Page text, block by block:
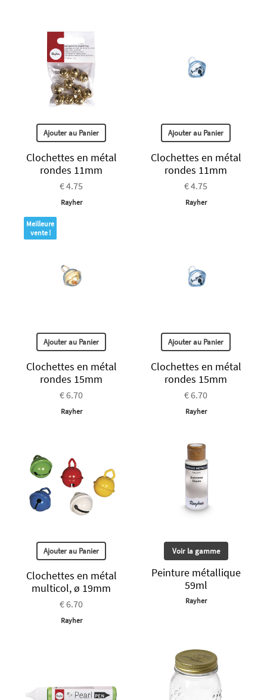
Ajouter au Panier
Clochettes en métal
rondes 11mm
€ 4.75
Rayher
Ajouter au Panier
Clochettes en métal
rondes 11mm
€ 4.75
Rayher
Meilleure
vente !
Ajouter au Panier
Clochettes en métal
rondes 15mm
€ 6.70
Rayher
Ajouter au Panier
Clochettes en métal
rondes 15mm
€ 6.70
Rayher
Ajouter au Panier
Clochettes en métal
multicol, ø 19mm
€ 6.70
Rayher
Voir la gamme
Peinture métallique
59ml
Rayher